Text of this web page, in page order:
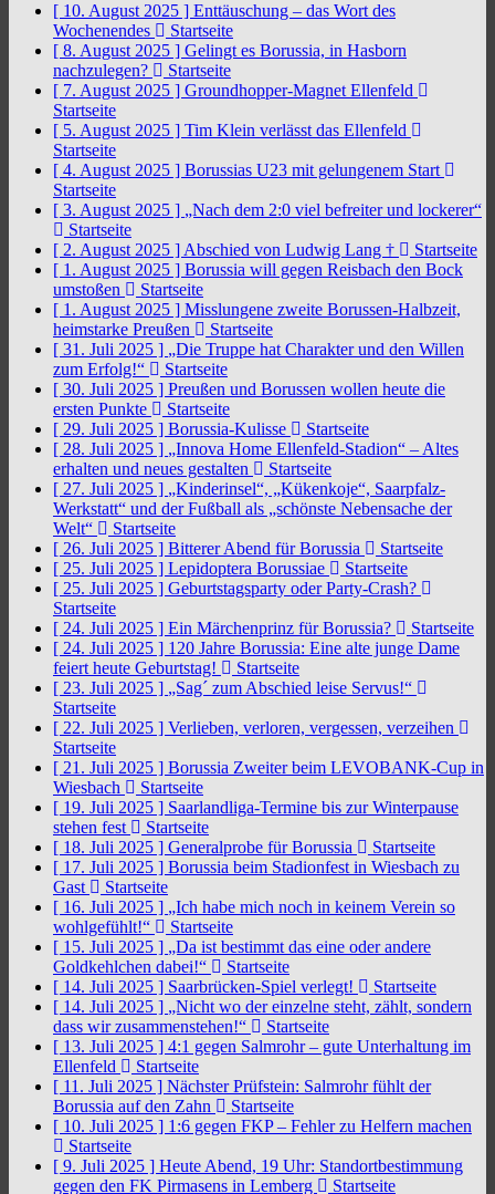
[ 10. August 2025 ] Enttäuschung – das Wort des
Wochenendes
Startseite
[ 8. August 2025 ] Gelingt es Borussia, in Hasborn
nachzulegen?
Startseite
[ 7. August 2025 ] Groundhopper-Magnet Ellenfeld
Startseite
[ 5. August 2025 ] Tim Klein verlässt das Ellenfeld
Startseite
[ 4. August 2025 ] Borussias U23 mit gelungenem Start
Startseite
[ 3. August 2025 ] „Nach dem 2:0 viel befreiter und lockerer“
Startseite
[ 2. August 2025 ] Abschied von Ludwig Lang †
Startseite
[ 1. August 2025 ] Borussia will gegen Reisbach den Bock
umstoßen
Startseite
[ 1. August 2025 ] Misslungene zweite Borussen-Halbzeit,
heimstarke Preußen
Startseite
[ 31. Juli 2025 ] „Die Truppe hat Charakter und den Willen
zum Erfolg!“
Startseite
[ 30. Juli 2025 ] Preußen und Borussen wollen heute die
ersten Punkte
Startseite
[ 29. Juli 2025 ] Borussia-Kulisse
Startseite
[ 28. Juli 2025 ] „Innova Home Ellenfeld-Stadion“ – Altes
erhalten und neues gestalten
Startseite
[ 27. Juli 2025 ] „Kinderinsel“, „Kükenkoje“, Saarpfalz-
Werkstatt“ und der Fußball als „schönste Nebensache der
Welt“
Startseite
[ 26. Juli 2025 ] Bitterer Abend für Borussia
Startseite
[ 25. Juli 2025 ] Lepidoptera Borussiae
Startseite
[ 25. Juli 2025 ] Geburtstagsparty oder Party-Crash?
Startseite
[ 24. Juli 2025 ] Ein Märchenprinz für Borussia?
Startseite
[ 24. Juli 2025 ] 120 Jahre Borussia: Eine alte junge Dame
feiert heute Geburtstag!
Startseite
[ 23. Juli 2025 ] „Sag´ zum Abschied leise Servus!“
Startseite
[ 22. Juli 2025 ] Verlieben, verloren, vergessen, verzeihen
Startseite
[ 21. Juli 2025 ] Borussia Zweiter beim LEVOBANK-Cup in
Wiesbach
Startseite
[ 19. Juli 2025 ] Saarlandliga-Termine bis zur Winterpause
stehen fest
Startseite
[ 18. Juli 2025 ] Generalprobe für Borussia
Startseite
[ 17. Juli 2025 ] Borussia beim Stadionfest in Wiesbach zu
Gast
Startseite
[ 16. Juli 2025 ] „Ich habe mich noch in keinem Verein so
wohlgefühlt!“
Startseite
[ 15. Juli 2025 ] „Da ist bestimmt das eine oder andere
Goldkehlchen dabei!“
Startseite
[ 14. Juli 2025 ] Saarbrücken-Spiel verlegt!
Startseite
[ 14. Juli 2025 ] „Nicht wo der einzelne steht, zählt, sondern
dass wir zusammenstehen!“
Startseite
[ 13. Juli 2025 ] 4:1 gegen Salmrohr – gute Unterhaltung im
Ellenfeld
Startseite
[ 11. Juli 2025 ] Nächster Prüfstein: Salmrohr fühlt der
Borussia auf den Zahn
Startseite
[ 10. Juli 2025 ] 1:6 gegen FKP – Fehler zu Helfern machen
Startseite
[ 9. Juli 2025 ] Heute Abend, 19 Uhr: Standortbestimmung
gegen den FK Pirmasens in Lemberg
Startseite